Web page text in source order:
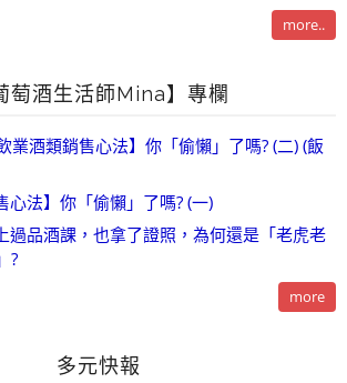
more..
萄酒生活師Mina】專欄
酒類銷售心法】你「偷懶」了嗎? (二) (飯
心法】你「偷懶」了嗎? (一)
過品酒課，也拿了證照，為何還是「老虎老
?
more
多元快報